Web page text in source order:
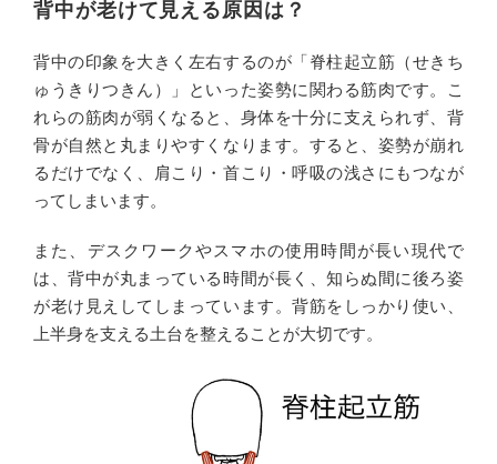
背中が老けて見える原因は？
背中の印象を大きく左右するのが「脊柱起立筋（せきち
ゅうきりつきん）」といった姿勢に関わる筋肉です。こ
れらの筋肉が弱くなると、身体を十分に支えられず、背
骨が自然と丸まりやすくなります。すると、姿勢が崩れ
るだけでなく、肩こり・首こり・呼吸の浅さにもつなが
ってしまいます。
また、デスクワークやスマホの使用時間が長い現代で
は、背中が丸まっている時間が長く、知らぬ間に後ろ姿
が老け見えしてしまっています。背筋をしっかり使い、
上半身を支える土台を整えることが大切です。